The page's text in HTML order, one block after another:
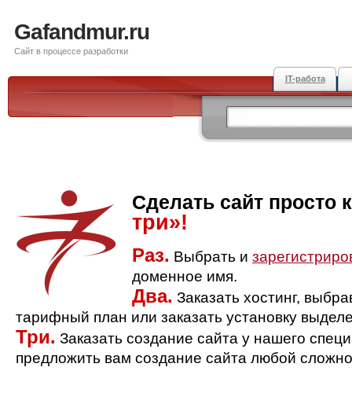
Gafandmur.ru
Сайт в процессе разработки
IT-работа
Сделать сайт просто
три»!
Раз. Выбрать и
доменное имя.
Два. Заказать хостинг,
тарифный план или заказать установку
Три. Заказать создание сайта у нашего
предложить вам создание сайта любой